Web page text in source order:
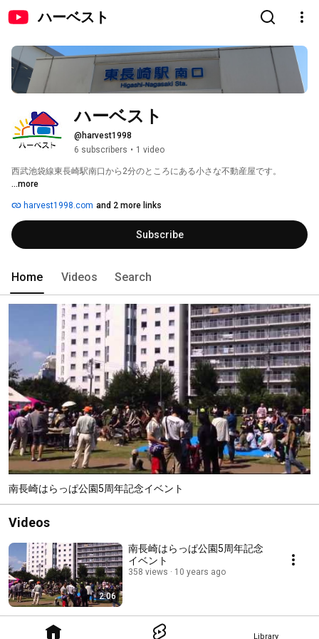
ハーベスト
Library
ハーベスト
@harvest1998
6 subscribers • 1 video
西武池袋線東長崎駅南口から2分のところにある小さな不動産屋です。
...more
harvest1998.com and 2 more links
Subscribe
Home Videos Search
南長崎はらっぱ公園5周年記念イベント
Videos
2:06
南長崎はらっぱ公園5周年記念
イベント
358 views 10 years ago